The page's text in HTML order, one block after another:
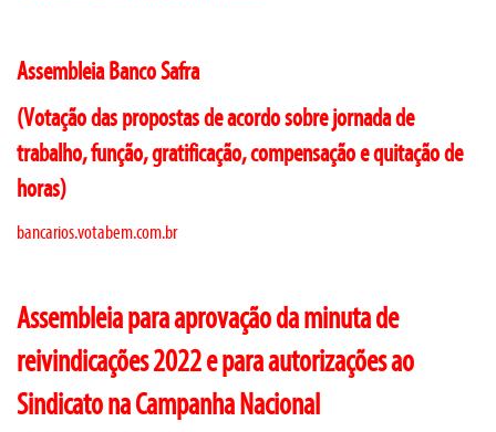
Assembleia Banco Safra
(Votação das propostas de acordo sobre jornada de
trabalho, função, gratificação, compensação e quitação de
horas)
bancarios.votabem.com.br
Assembleia para aprovação da minuta de
reivindicações 2022 e para autorizações ao
Sindicato na Campanha Nacional